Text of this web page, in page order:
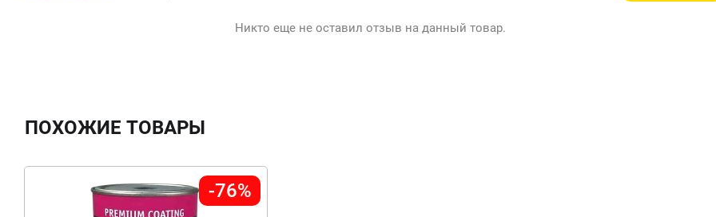
Никто еще не оставил отзыв на данный товар.
ПОХОЖИЕ ТОВАРЫ
-76%